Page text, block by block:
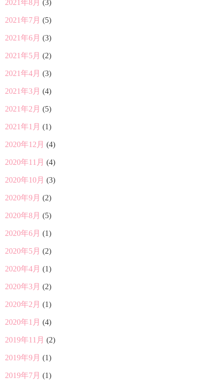
2021年8月 (3)
2021年7月 (5)
2021年6月 (3)
2021年5月 (2)
2021年4月 (3)
2021年3月 (4)
2021年2月 (5)
2021年1月 (1)
2020年12月 (4)
2020年11月 (4)
2020年10月 (3)
2020年9月 (2)
2020年8月 (5)
2020年6月 (1)
2020年5月 (2)
2020年4月 (1)
2020年3月 (2)
2020年2月 (1)
2020年1月 (4)
2019年11月 (2)
2019年9月 (1)
2019年7月 (1)